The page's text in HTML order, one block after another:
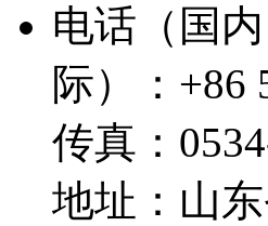
电话（国
际）：+86
传真：
地址：山